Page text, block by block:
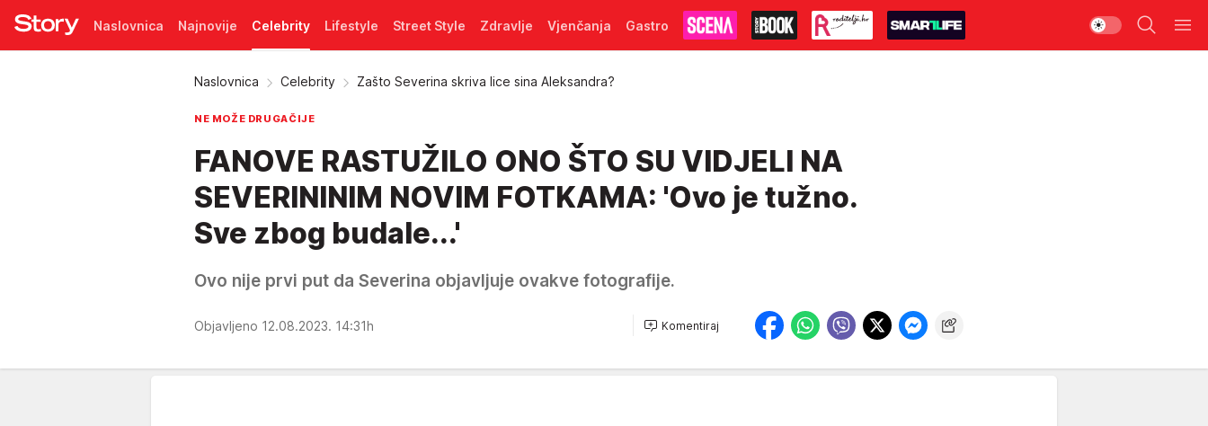
Naslovnica Najnovije Celebrity Lifestyle Street Style Zdravlje Vjenčanja Gastro
Naslovnica Celebrity Zašto Severina skriva lice sina Aleksandra?
NE MOŽE DRUGAČIJE
FANOVE RASTUŽILO ONO ŠTO SU VIDJELI NA
SEVERININIM NOVIM FOTKAMA: 'Ovo je tužno.
Sve zbog budale...'
Ovo nije prvi put da Severina objavljuje ovakve fotografije.
Objavljeno 12.08.2023. 14:31h Komentiraj